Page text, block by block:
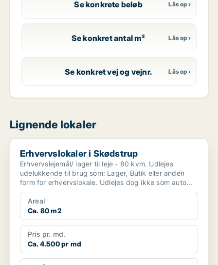
Se konkrete beløb
Se konkret antal m²
Se konkret vej og vejnr.
Lignende lokaler
Erhvervslokaler i Skødstrup
Erhvervslokaler i Skødstrup
Erhvervslejemål/ lager til leje - 80 kvm. Udlejes
udelukkende til brug som: Lager, Butik eller anden
form for erhvervslokale. Udlejes dog ikke som auto...
Areal
Ca. 80 m2
Pris pr. md.
Ca. 4.500 pr md